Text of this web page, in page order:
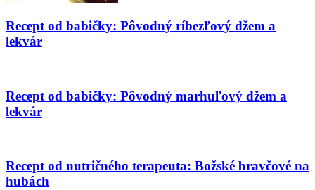
Recept od babičky: Pôvodný ríbezľový džem a
lekvár
Recept od babičky: Pôvodný marhuľový džem a
lekvár
Recept od nutričného terapeuta: Božské bravčové na
hubách